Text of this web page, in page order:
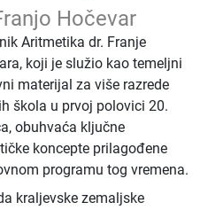
Hočevar
Aritmetika dr. Franje
koji je služio kao temeljni
materijal za više razrede
škola u prvoj polovici 20.
obuhvaća ključne
koncepte prilagođene
programu tog vremena.
kraljevske zemaljske